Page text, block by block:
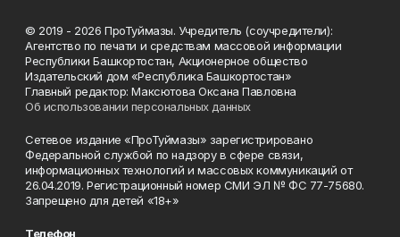
© 2019 - 2026 ПроТуймазы. Учредитель (соучредители):
Агентство по печати и средствам массовой информации
Республики Башкортостан, Акционерное общество
Издательский дом «Республика Башкортостан»
Главный редактор: Максютова Оксана Павловна
Об использовании персональных данных
Сетевое издание «ПроТуймазы» зарегистрировано
Федеральной службой по надзору в сфере связи,
информационных технологий и массовых коммуникаций от
26.04.2019. Регистрационный номер СМИ ЭЛ № ФС 77-75680.
Запрещено для детей «18+»
Телефон